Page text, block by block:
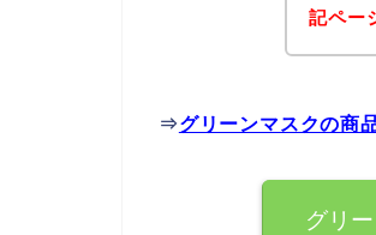
記ペー
⇒グリーンマスクの商
グリ